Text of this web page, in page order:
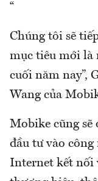
“
Chúng tôi sẽ
mục tiêu mới là
cuối năm nay”,
Wang của
Mobike cũng sẽ
đầu tư vào
Internet kết nối